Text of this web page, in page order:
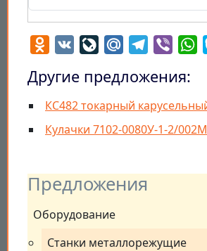
Предложения
Оборудование
Станки металлорежущие
Odnoklassniki
VK LiveJournal
Mail.RuTelegram
Viber
Другие предложения:
КС482 токарный
Кулачки 7102-0080У-1-2/